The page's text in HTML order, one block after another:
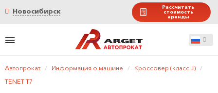
Новосибирск Рассчитать
стоимость
аренды
Автопрокат / Информация о машине / Кроссовер (класс J)
/
TENET T7